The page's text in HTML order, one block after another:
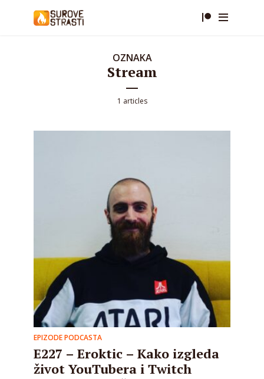
OZNAKA
Stream
1 articles
EPIZODE PODCASTA
E227 – Eroktic – Kako izgleda
život YouTubera i Twitch